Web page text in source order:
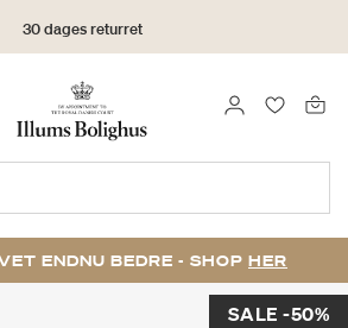
30 dages returret
LOG IND
ENDNU BEDRE - SHOP HER
SALE -50%